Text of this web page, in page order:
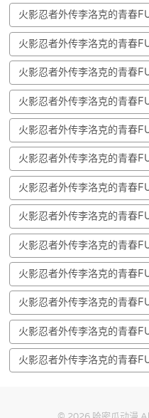
火影忍者外传李洛克的青春
火影忍者外传李洛克的青春
火影忍者外传李洛克的青春
火影忍者外传李洛克的青春
火影忍者外传李洛克的青春
火影忍者外传李洛克的青春
火影忍者外传李洛克的青春
火影忍者外传李洛克的青春
火影忍者外传李洛克的青春
火影忍者外传李洛克的青春
火影忍者外传李洛克的青春
火影忍者外传李洛克的青春
火影忍者外传李洛克的青春